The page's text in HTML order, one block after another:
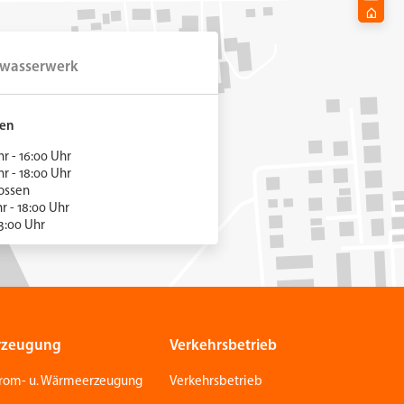
- 16:00 Uhr
18:00 Uhr
- 18:00 Uhr
Uhr
u. Wärmeerzeugung
Verkehrsbetrieb
Verkehrsbetrieb